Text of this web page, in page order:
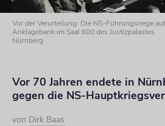
Vor der Verurteilung: Die NS-Führungsriege
Anklagebank im Saal 600 des Justizpalastes
Nürnberg
Vor 70 Jahren endete in
gegen die NS-
von Dirk Baas